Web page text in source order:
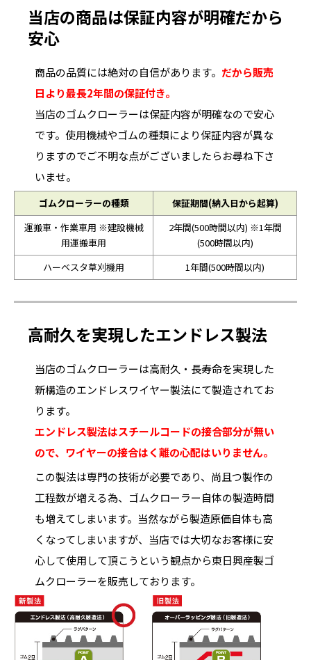
当店の商品は保証内容が明確だから
安心
商品の品質には絶対の自信があります。 だから販売
日より最長2年間の保証付き。
当店のゴムクローラーは保証内容が明確なので安心
です。使用機械やゴムの種類により保証内容が異な
りますのでご不明な点がございましたらお尋ね下さ
いませ。
ゴムクローラーの種類
保証期間(納入日から起算)
運搬車・作業車用 ※建設機械
用運搬車用
2年間(500時間以内) ※1年間
(500時間以内)
ハーベスタ草刈機用
1年間(500時間以内)
高耐久を実現したエンドレス製法
当店のゴムクローラーは高耐久・長寿命を実現した
新構造のエンドレスワイヤー製法にて製造されてお
ります。
エンドレス製法はスチールコードの接合部分が無い
ので、ワイヤーの接合はく離の心配はいりません。
この製法は専門の技術が必要であり、尚且つ製作の
工程数が増える為、ゴムクローラー自体の製造時間
も増えてしまいます。当然ながら製造原価自体も高
くなってしまいますが、当店では大切なお客様に安
心して使用して頂こうという観点から東日興産製ゴ
ムクローラーを販売しております。